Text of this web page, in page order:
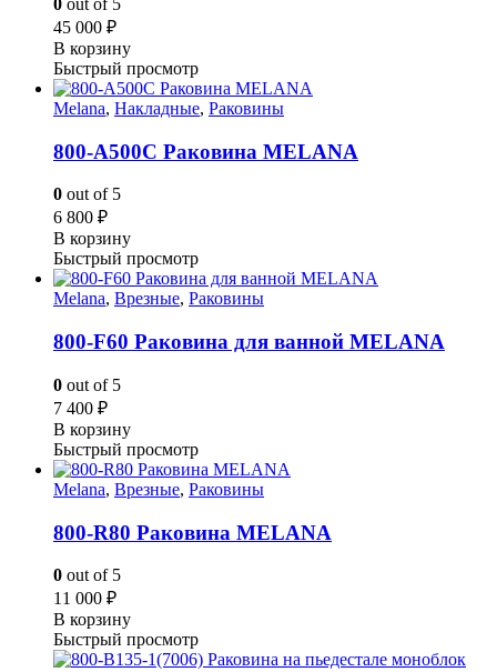
0 out of 5
45 000 ₽
В корзину
Быстрый просмотр
Melana, Накладные, Раковины
800-А500С Раковина MELANA
0 out of 5
6 800 ₽
В корзину
Быстрый просмотр
Melana, Врезные, Раковины
800-F60 Раковина для ванной MELANA
0 out of 5
7 400 ₽
В корзину
Быстрый просмотр
Melana, Врезные, Раковины
800-R80 Раковина MELANA
0 out of 5
11 000 ₽
В корзину
Быстрый просмотр